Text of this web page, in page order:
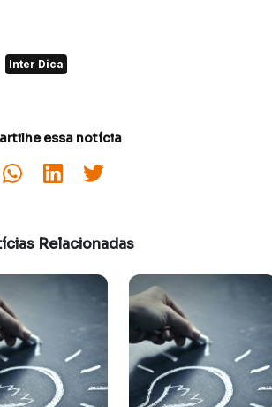
Inter Dica
essa notícia
Relacionadas